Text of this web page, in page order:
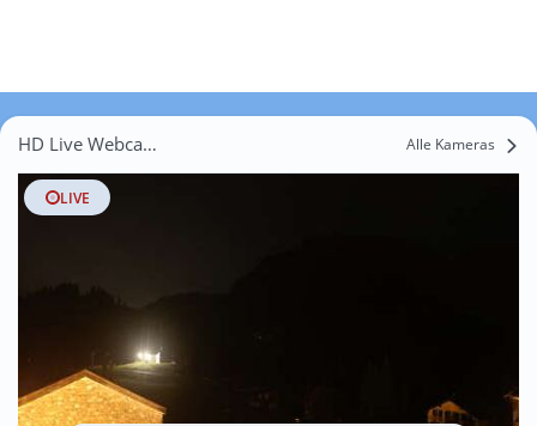
HD Live Webcams Emmenweid Alle Kameras
LIVE